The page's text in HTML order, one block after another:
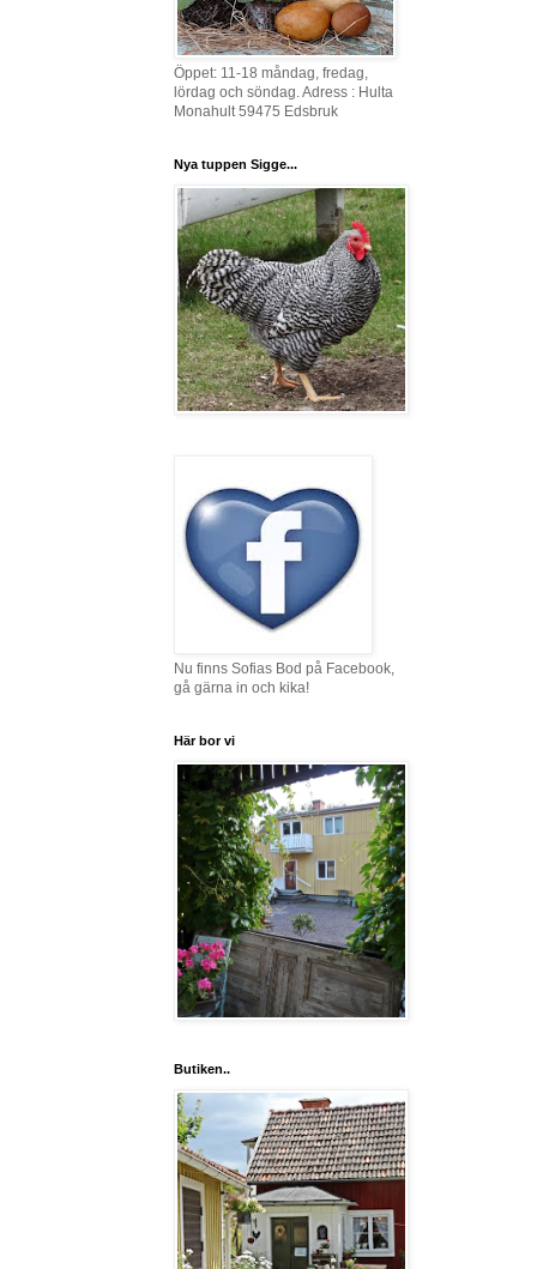
Öppet: 11-18 måndag, fredag,
lördag och söndag. Adress : Hulta
Monahult 59475 Edsbruk
Nya tuppen Sigge...
Nu finns Sofias Bod på Facebook,
gå gärna in och kika!
Här bor vi
Butiken..